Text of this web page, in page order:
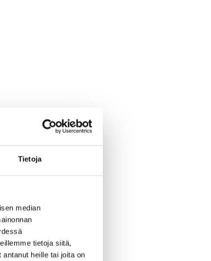
Tietoja
median
tietoja siitä,
heille tai joita on